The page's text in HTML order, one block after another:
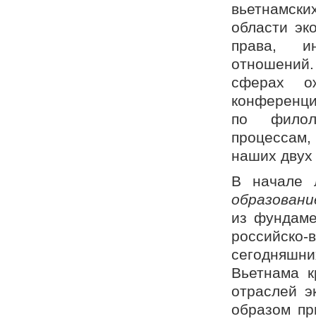
области
права,
сферах
по
наших двух
В начале
из
Вьетнама
отраслей
образом